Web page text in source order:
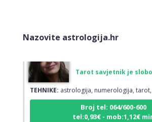
Nazovite astrologija.hr
TEHNIKE:astrologija, numerologija, tarot,
Broj tel: 064/600-600
tel:0,93€ - mob:1,12€ min